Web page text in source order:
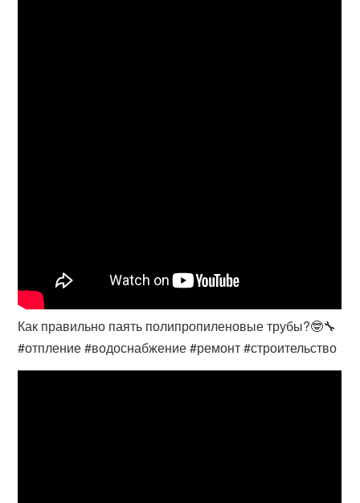
Как правильно паять полипропиленовые трубы?🤓🔧
#отпление #водоснабжение #ремонт #строительство